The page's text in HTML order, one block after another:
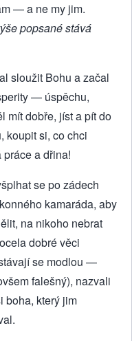
— a ne my jim.
popsané stává
sloužit Bohu a začal
— úspěchu,
mít dobře, jíst a pít do
koupit si, co chci
a dřina!
se po zádech
kamaráda, aby
na nikoho nebrat
dobré věci
se modlou —
falešný), nazvali
boha, který jim